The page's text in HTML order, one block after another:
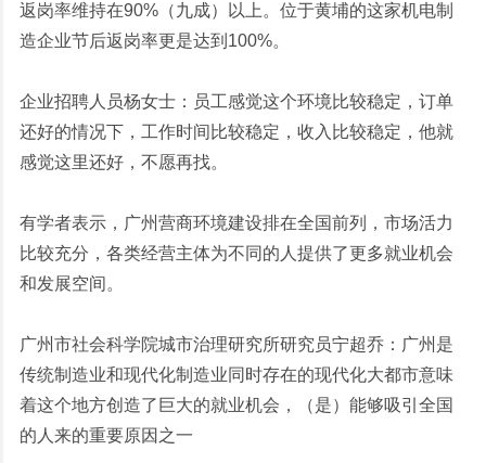
返岗率维持在90%（九成）以上。位于黄埔的这家机电制
造企业节后返岗率更是达到100%。
企业招聘人员杨女士：员工感觉这个环境比较稳定，订单
还好的情况下，工作时间比较稳定，收入比较稳定，他就
感觉这里还好，不愿再找。
有学者表示，广州营商环境建设排在全国前列，市场活力
比较充分，各类经营主体为不同的人提供了更多就业机会
和发展空间。
广州市社会科学院城市治理研究所研究员宁超乔：广州是
传统制造业和现代化制造业同时存在的现代化大都市意味
着这个地方创造了巨大的就业机会，（是）能够吸引全国
的人来的重要原因之一